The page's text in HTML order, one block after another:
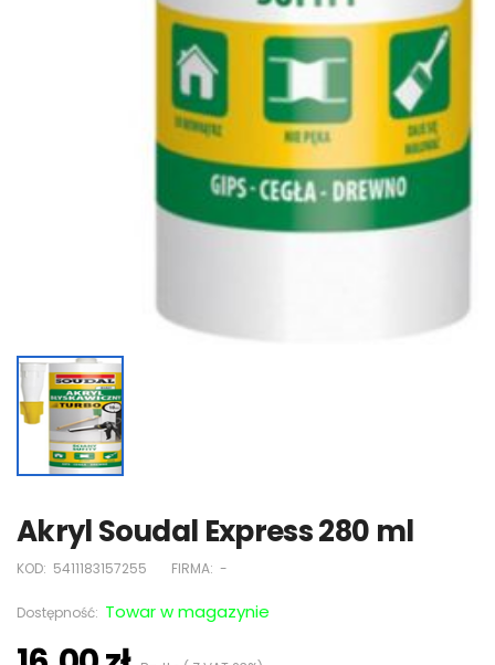
Akryl Soudal Express 280 ml
KOD: 5411183157255 FIRMA: -
Dostępność: Towar w magazynie